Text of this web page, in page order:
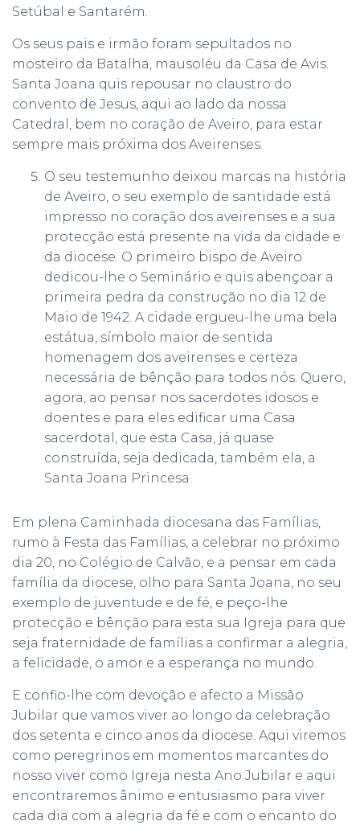
Setúbal e Santarém.
Os seus pais e irmão foram sepultados no
mosteiro da Batalha, mausoléu da Casa de Avis.
Santa Joana quis repousar no claustro do
convento de Jesus, aqui ao lado da nossa
Catedral, bem no coração de Aveiro, para estar
sempre mais próxima dos Aveirenses.
O seu testemunho deixou marcas na história
de Aveiro, o seu exemplo de santidade está
impresso no coração dos aveirenses e a sua
protecção está presente na vida da cidade e
da diocese. O primeiro bispo de Aveiro
dedicou-lhe o Seminário e quis abençoar a
primeira pedra da construção no dia 12 de
Maio de 1942. A cidade ergueu-lhe uma bela
estátua, símbolo maior de sentida
homenagem dos aveirenses e certeza
necessária de bênção para todos nós. Quero,
agora, ao pensar nos sacerdotes idosos e
doentes e para eles edificar uma Casa
sacerdotal, que esta Casa, já quase
construída, seja dedicada, também ela, a
Santa Joana Princesa.
Em plena Caminhada diocesana das Famílias,
rumo à Festa das Famílias, a celebrar no próximo
dia 20, no Colégio de Calvão, e a pensar em cada
família da diocese, olho para Santa Joana, no seu
exemplo de juventude e de fé, e peço-lhe
protecção e bênção para esta sua Igreja para que
seja fraternidade de famílias a confirmar a alegria,
a felicidade, o amor e a esperança no mundo.
E confio-lhe com devoção e afecto a Missão
Jubilar que vamos viver ao longo da celebração
dos setenta e cinco anos da diocese. Aqui viremos
como peregrinos em momentos marcantes do
nosso viver como Igreja nesta Ano Jubilar e aqui
encontraremos ânimo e entusiasmo para viver
cada dia com a alegria da fé e com o encanto do